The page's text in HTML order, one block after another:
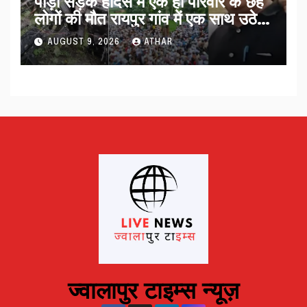
लोगों की मौत रायपुर गांव में एक साथ उठे
जनाजे…
AUGUST 9, 2026 ATHAR
ज्वालापुर टाइम्स न्यूज़